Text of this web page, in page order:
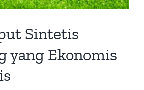
Sintetis
yang Ekonomis